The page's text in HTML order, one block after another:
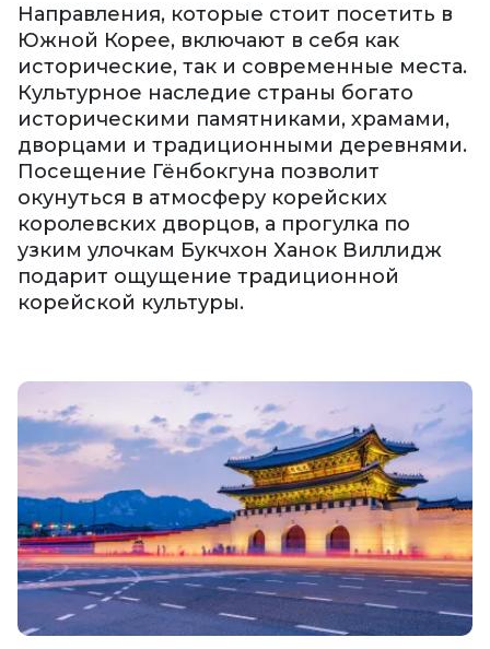
Направления, которые стоит посетить в
Южной Корее, включают в себя как
исторические, так и современные места.
Культурное наследие страны богато
историческими памятниками, храмами,
дворцами и традиционными деревнями.
Посещение Гёнбокгуна позволит
окунуться в атмосферу корейских
королевских дворцов, а прогулка по
узким улочкам Букчхон Ханок Виллидж
подарит ощущение традиционной
корейской культуры.